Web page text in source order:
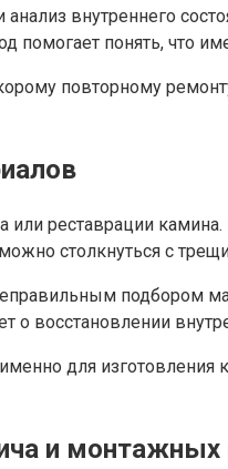
внутреннего
понять, что
повторному
реставрации
столкнуться с
подбором
о восстановлении
для
и монтажных